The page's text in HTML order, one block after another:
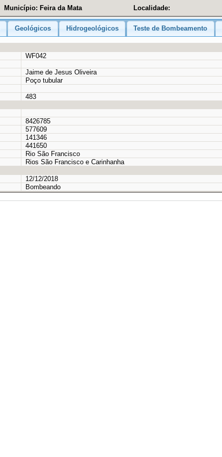
Município: Feira da Mata Localidade:
Geológicos Hidrogeológicos Teste de Bombeamento
WF042
Jaime de Jesus Oliveira
Poço tubular
483
8426785
577609
141346
441650
Rio São Francisco
Rios São Francisco e Carinhanha
12/12/2018
Bombeando